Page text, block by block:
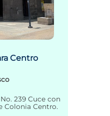
Centro
239 Cuce con
Colonia Centro.